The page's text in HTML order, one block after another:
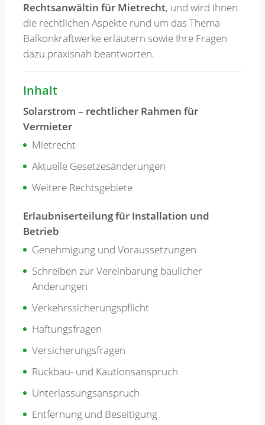
Rechtsanwältin für Mietrecht, und wird Ihnen
die rechtlichen Aspekte rund um das Thema
Balkonkraftwerke erläutern sowie Ihre Fragen
dazu praxisnah beantworten.
Inhalt
Solarstrom – rechtlicher Rahmen für
Vermieter
Mietrecht
Aktuelle Gesetzesänderungen
Weitere Rechtsgebiete
Erlaubniserteilung für Installation und
Betrieb
Genehmigung und Voraussetzungen
Schreiben zur Vereinbarung baulicher
Änderungen
Verkehrssicherungspflicht
Haftungsfragen
Versicherungsfragen
Rückbau- und Kautionsanspruch
Unterlassungsanspruch
Entfernung und Beseitigung